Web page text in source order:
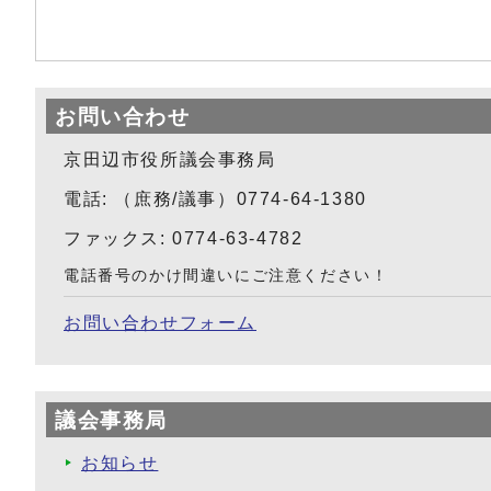
お問い合わせ
京田辺市役所議会事務局
電話: （庶務/議事）0774-64-1380
ファックス: 0774-63-4782
電話番号のかけ間違いにご注意ください！
お問い合わせフォーム
議会事務局
お知らせ